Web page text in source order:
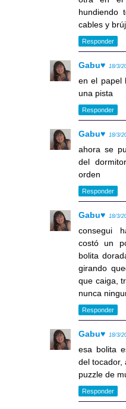
hundiendo
cables y
Responder
Gabu♥ 18/3/
en el papel
una pista
Responder
Gabu♥ 18/3/
ahora se
del
orden
Responder
Gabu♥ 18/3/
consegui
costó un
bolita
girando
que caiga,
nunca
Responder
Gabu♥ 18/3/
esa bolita
del tocador,
puzzle de
Responder